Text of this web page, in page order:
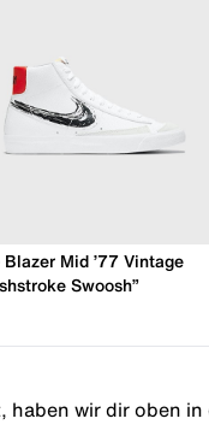
Blazer Mid ’77 Vintage
Swoosh”
haben wir dir oben in